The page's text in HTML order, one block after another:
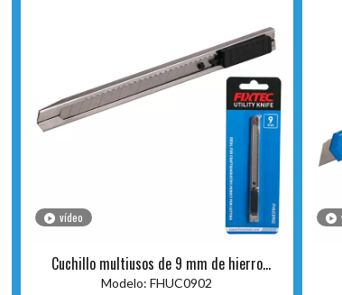
vídeo
Cuchillo multiusos de 9 mm de hierro
inoxidable.
Modelo: FHUC0902